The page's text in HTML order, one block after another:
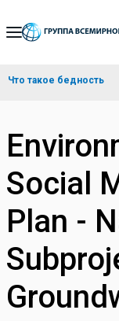
Skip
Navigation
Что такое бедность
Social
Plan -